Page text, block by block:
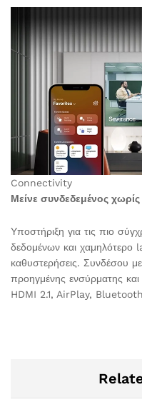
Connectivity
Μείνε συνδεδεμένος
Υποστήριξη για τις πιο
δεδομένων και χαμηλότερο
καθυστερήσεις. Συνδέσου
προηγμένης ενσύρματης
HDMI 2.1, AirPlay,